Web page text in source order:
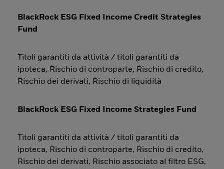
BlackRock ESG Fixed Income Credit Strategies
Fund
Titoli garantiti da attività / titoli garantiti da
ipoteca, Rischio di controparte, Rischio di credito,
Rischio dei derivati, Rischio di liquidità
BlackRock ESG Fixed Income Strategies Fund
Titoli garantiti da attività / titoli garantiti da
ipoteca, Rischio di controparte, Rischio di credito,
Rischio dei derivati, Rischio associato al filtro ESG,